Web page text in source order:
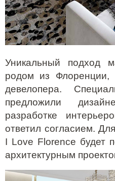
Уникальный подход
родом из Флоренции,
девелопера.
предложили
разработке
ответил согласием.
I Love Florence будет
архитектурным